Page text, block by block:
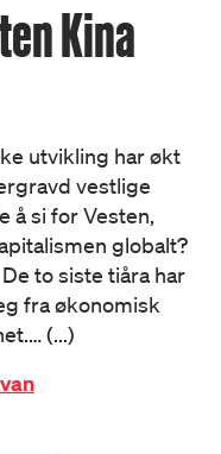
Kina
utvikling har økt
vestlige
å si for Vesten,
globalt?
to siste tiåra har
fra økonomisk
(...)